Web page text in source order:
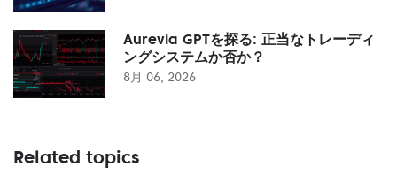
Aurevia GPTを探る: 正当なトレーディ
ングシステムか否か？
8月 06, 2026
Related topics